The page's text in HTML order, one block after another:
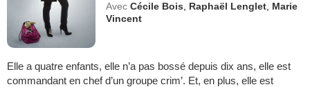
Avec Cécile Bois Raphaël Lenglet Marie
Vincent
Elle a quatre enfants, elle n’a pas bossé depuis dix ans, elle est
commandant en chef d’un groupe crim’. Et, en plus, elle est